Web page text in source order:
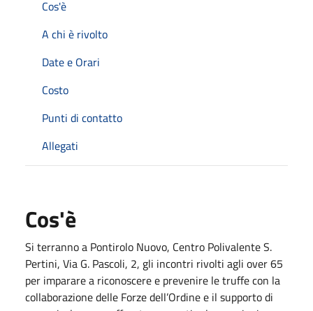
Cos'è
A chi è rivolto
Date e Orari
Costo
Punti di contatto
Allegati
Cos'è
Si terranno a Pontirolo Nuovo, Centro Polivalente S.
Pertini, Via G. Pascoli, 2, gli incontri rivolti agli over 65
per imparare a riconoscere e prevenire le truffe con la
collaborazione delle Forze dell’Ordine e il supporto di